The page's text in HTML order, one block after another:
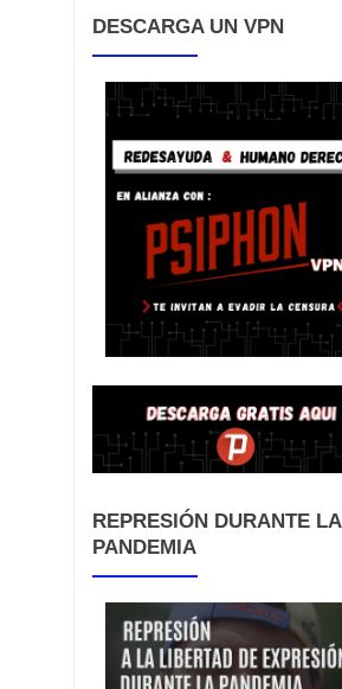
DESCARGA UN VPN
REPRESIÓN DURANTE LA
PANDEMIA